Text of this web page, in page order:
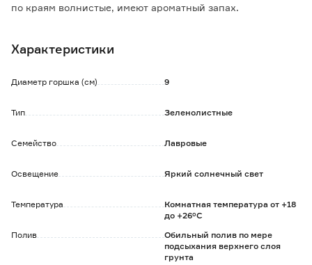
по краям волнистые, имеют ароматный запах.
Любит повышенную влажность воздуха. Рекомендуется
Хорошо переносит обрезку, ему можно придать любую
Характеристики
Диаметр горшка (см) 9
Тип Зеленолистные
Семейство Лавровые
Освещение Яркий солнечный свет
Температура
Комнатная температура от +18
до +26°C
Полив
Обильный полив по мере
подсыхания верхнего слоя
грунта